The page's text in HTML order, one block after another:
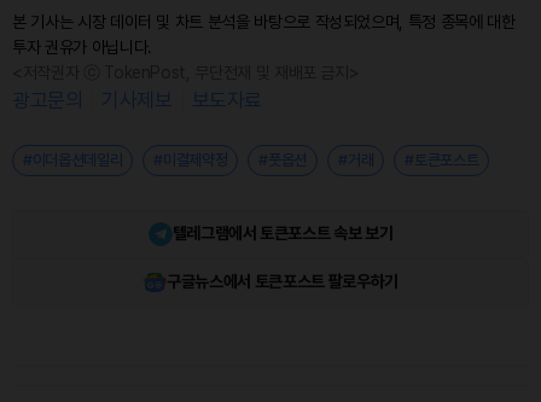
본 기사는 시장 데이터 및 차트 분석을 바탕으로 작성되었으며, 특정 종목에 대한
투자 권유가 아닙니다.
광고문의 기사제보 보도자료
#이더옵션데일리 #미결제약정 #풋옵션 #거래 #토큰포스트
텔레그램에서 토큰포스트 속보 보기
구글뉴스에서 토큰포스트 팔로우하기